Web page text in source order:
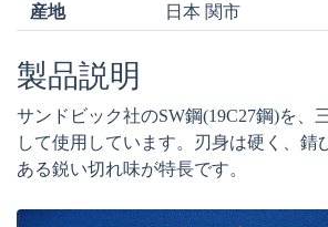
産地
日本 関市
製品説明
サンドビック社のSW鋼(19C27鋼)を、
して使用しています。刃身は硬く、錆
ある鋭い切れ味が特長です。